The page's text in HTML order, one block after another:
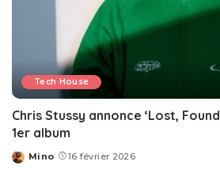
Tech House
Chris Stussy annonce ‘Lost,
1er album
Posted
Mino 16 février 2026